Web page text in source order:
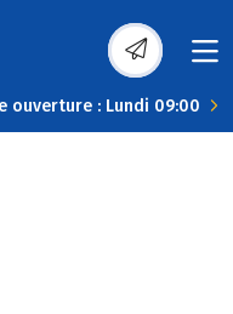
ouverture : Lundi 09:00